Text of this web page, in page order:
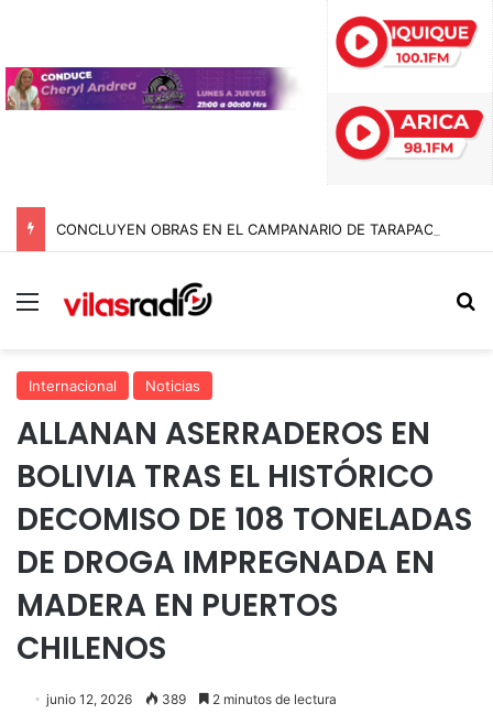
Menú
Internacional Noticias
ALLANAN ASERRADEROS EN
BOLIVIA TRAS EL HISTÓRICO
DECOMISO DE 108 TONELADAS
DE DROGA IMPREGNADA EN
MADERA EN PUERTOS
CHILENOS
junio 12, 2026 389 2 minutos de lectura